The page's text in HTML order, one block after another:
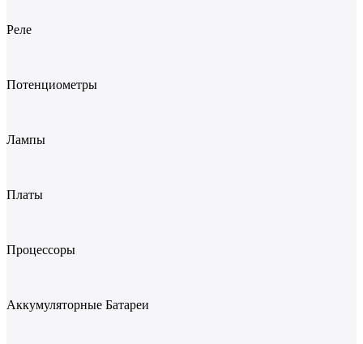
Реле
Потенциометры
Лампы
Платы
Процессоры
Аккумуляторные Батареи